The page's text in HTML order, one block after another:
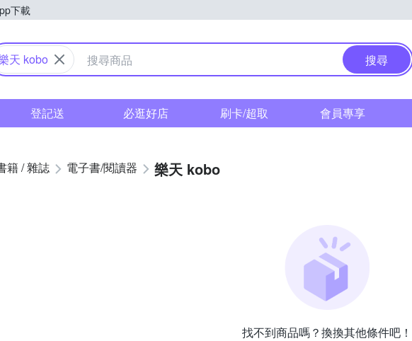
下載
購物中心
天 kobo 搜尋
登記送 必逛好店 刷卡/超取 會員專享
籍 / 雜誌 電子書/閱讀器 樂天 kobo
找不到商品嗎？換換其他條件吧！